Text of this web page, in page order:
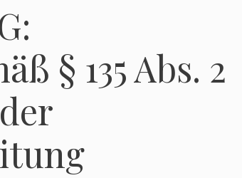
§ 135 Abs. 2